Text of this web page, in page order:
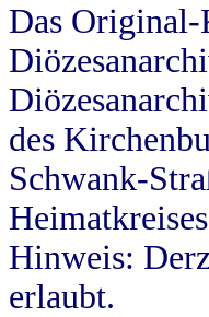
Das Original-
des
Schwank-
Hinweis:
erlaubt.